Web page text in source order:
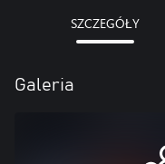
SZCZEGÓŁY
Galeria